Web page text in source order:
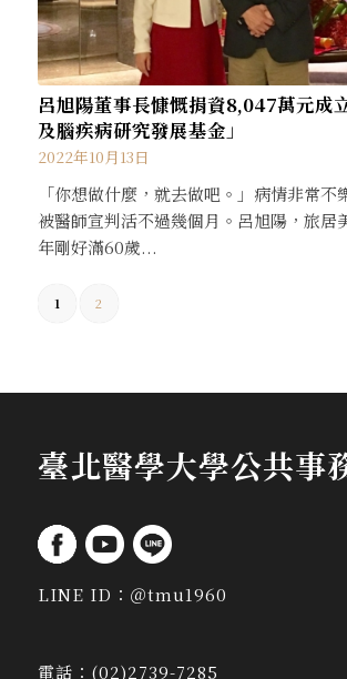
呂旭陽董事長慷慨捐資8,047萬元成
及腦疾病研究發展基金」
2022年10月13日
「你想做什麼，就去做吧。」病情非常不
被醫師宣判活不過幾個月。呂旭陽，旅居
年剛好滿60歲...
1 2
臺北醫學大學公共事
LINE ID： ＠tmu1960
電話： (02)2739-7285